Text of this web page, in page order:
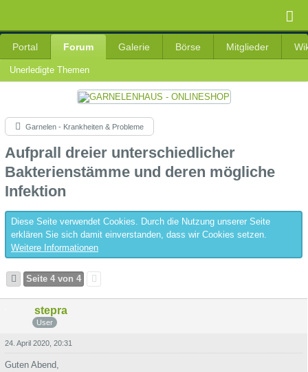
Portal Forum Galerie Börse Mitglieder
Unerledigte Themen
Garnelen - Krankheiten & Probleme
Aufprall dreier unterschiedlicher
Bakterienstämme und deren mögliche
Infektion
Diese Seite verwendet Cookies. Durch die Nutzung unserer Seite
erklären Sie sich damit einverstanden, dass wir Cookies setzen.
Weitere Informationen
Seite 4 von 4
stepra
User
24. April 2020, 20:31
Guten Abend,